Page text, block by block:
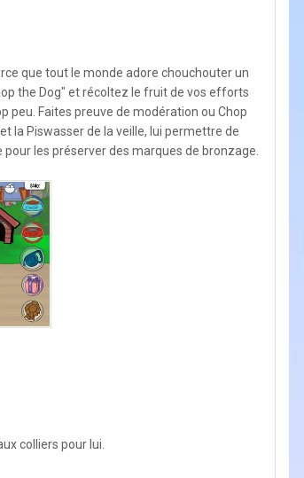
que tout le monde adore chouchouter un
the Dog" et récoltez le fruit de vos efforts
peu. Faites preuve de modération ou Chop
la Piswasser de la veille, lui permettre de
les préserver des marques de bronzage.
colliers pour lui.